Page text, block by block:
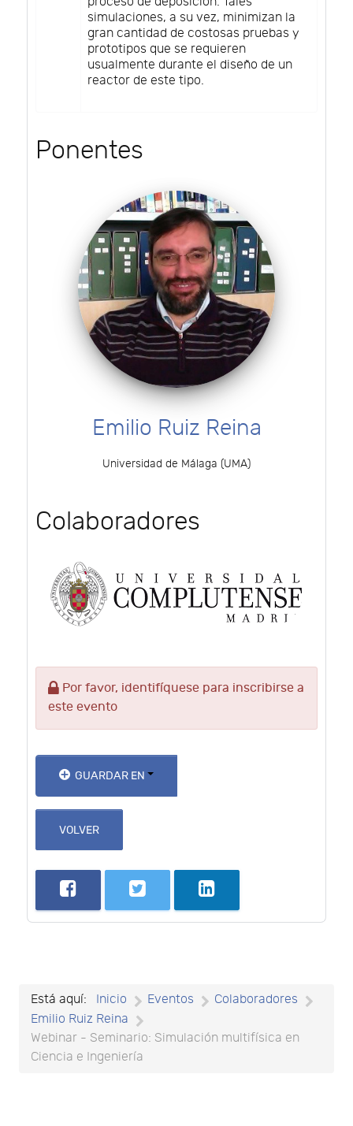
simulaciones, a su vez, minimizan la
gran cantidad de costosas pruebas y
prototipos que se requieren
usualmente durante el diseño de un
reactor de este tipo.
Ponentes
Emilio Ruiz Reina
Universidad de Málaga (UMA)
Colaboradores
Por favor, identifíquese para inscribirse a
este evento
GUARDAR EN
VOLVER
Está aquí: Inicio Eventos
Colaboradores
Emilio Ruiz Reina
Webinar - Seminario: Simulación multifísica en
Ciencia e Ingeniería